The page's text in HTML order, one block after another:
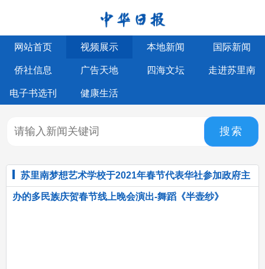
网站首页 视频展示 本地新闻 国际新闻
侨社信息 广告天地 四海文坛 走进苏里南
电子书选刊 健康生活
搜索
苏里南梦想艺术学校于2021年春节代表华社参加政府主
办的多民族庆贺春节线上晚会演出-舞蹈《半壶纱》